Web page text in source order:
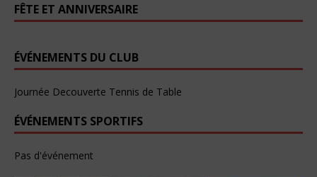
FÊTE ET ANNIVERSAIRE
ÉVÉNEMENTS DU CLUB
Journée Decouverte Tennis de Table
ÉVÉNEMENTS SPORTIFS
Pas d'événement